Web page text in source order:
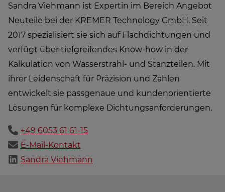
Sandra Viehmann ist Expertin im Bereich Angebot
Neuteile bei der KREMER Technology GmbH. Seit
2017 spezialisiert sie sich auf Flachdichtungen und
verfügt über tiefgreifendes Know-how in der
Kalkulation von Wasserstrahl- und Stanzteilen. Mit
ihrer Leidenschaft für Präzision und Zahlen
entwickelt sie passgenaue und kundenorientierte
Lösungen für komplexe Dichtungsanforderungen.
+49 6053 61 61-15
E-Mail-Kontakt
Sandra Viehmann